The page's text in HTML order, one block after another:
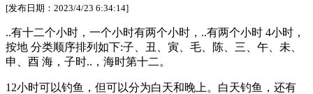
[发布日期：2023/4/23 6:34:14]
..有十二个小时，一个小时有两个小时，..有两个小时 4小时，
按地 分类顺序排列如下:子、丑、寅、毛、陈、三、午、未、
申、酉 海，子时..，海时第十二。
12小时可以钓鱼，但可以分为白天和晚上。白天钓鱼，还有